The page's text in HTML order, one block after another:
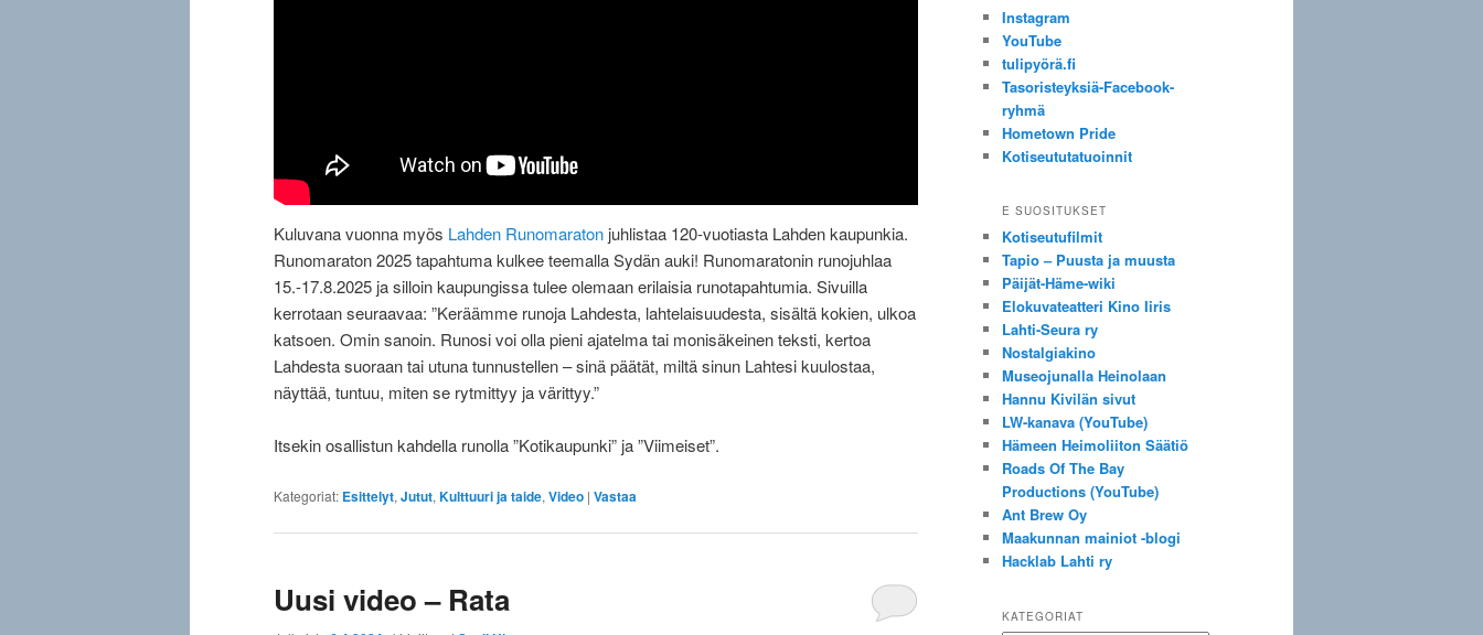
Kuluvana vuonna myös Lahden Runomaraton juhlistaa 120-vuotiasta Lahden kaupunkia.
Runomaraton 2025 tapahtuma kulkee teemalla Sydän auki! Runomaratonin runojuhlaa
15.-17.8.2025 ja silloin kaupungissa tulee olemaan erilaisia runotapahtumia. Sivuilla
kerrotaan seuraavaa: ”Keräämme runoja Lahdesta, lahtelaisuudesta, sisältä kokien, ulkoa
katsoen. Omin sanoin. Runosi voi olla pieni ajatelma tai monisäkeinen teksti, kertoa
Lahdesta suoraan tai utuna tunnustellen – sinä päätät, miltä sinun Lahtesi kuulostaa,
näyttää, tuntuu, miten se rytmittyy ja värittyy.”
Itsekin osallistun kahdella runolla ”Kotikaupunki” ja ”Viimeiset”.
Kategoriat: Esittelyt, Jutut, Kulttuuri ja taide, Video | Vastaa
Uusi video – Rata
Instagram
YouTube
tulipyörä.fi
Tasoristeyksiä-Facebook-
ryhmä
Hometown Pride
Kotiseututatuoinnit
E SUOSITUKSET
Kotiseutufilmit
Tapio – Puusta ja muusta
Päijät-Häme-wiki
Elokuvateatteri Kino Iiris
Lahti-Seura ry
Nostalgiakino
Museojunalla Heinolaan
Hannu Kivilän sivut
LW-kanava (YouTube)
Hämeen Heimoliiton Säätiö
Roads Of The Bay
Productions (YouTube)
Ant Brew Oy
Maakunnan mainiot -blogi
Hacklab Lahti ry
KATEGORIAT